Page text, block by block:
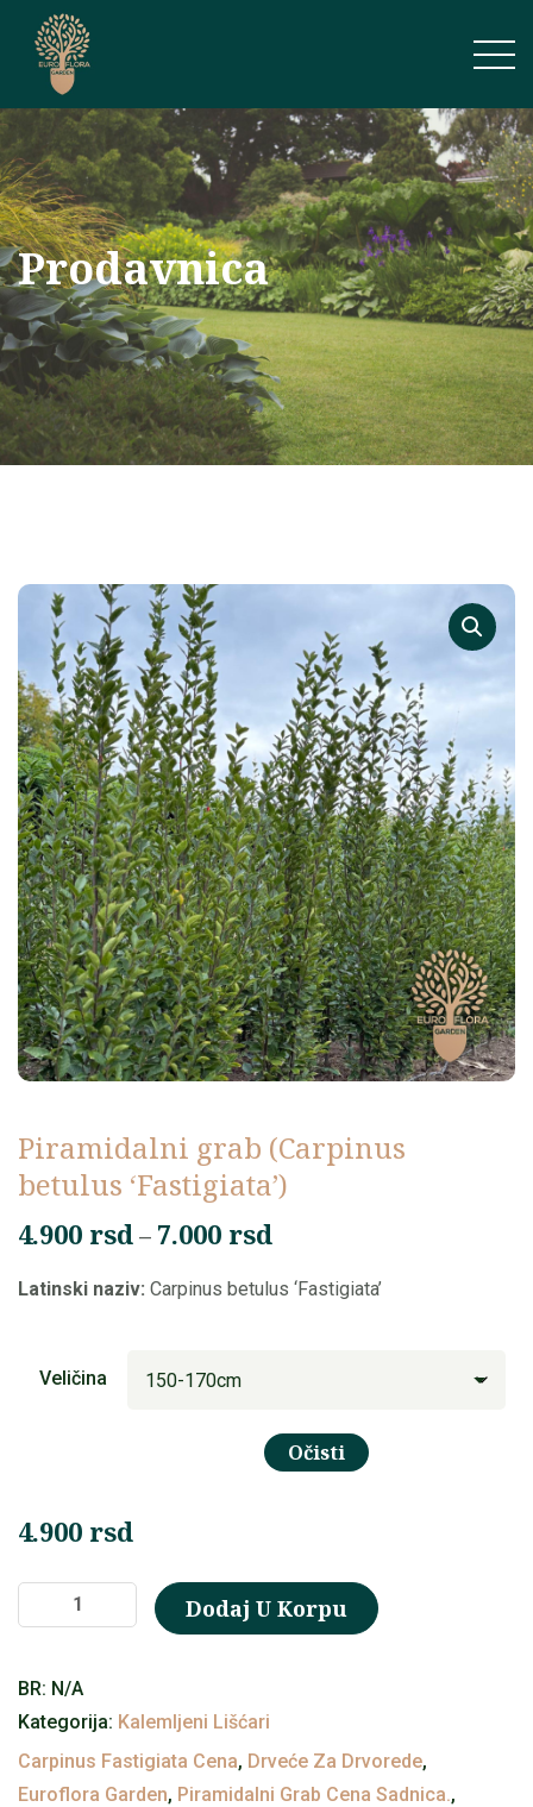
Prodavnica
Piramidalni grab (Carpinus
betulus ‘Fastigiata’)
4.900 rsd– 7.000 rsd
od
Latinski naziv: Carpinus betulus ‘Fastigiata’
Veličina
Očisti
4.900 rsd
Piramidalni
grab
betulus
‘Fastigiata’)
količina
Dodaj U Korpu
BR: N/A
Kategorija: Kalemljeni Lišćari
Carpinus Fastigiata Cena, Drveće Za Drvorede,
Euroflora Garden, Piramidalni Grab Cena Sadnica.,